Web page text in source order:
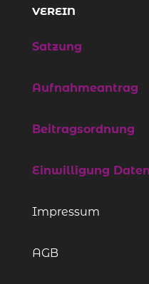
VEREIN
Satzung
Aufnahmeantrag
Beitragsordnung
Einwilligung
Impressum
AGB